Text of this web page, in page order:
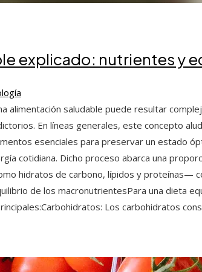
explicado: nutrientes y
alimentación saludable puede resultar
En líneas generales, este concepto
esenciales para preservar un estado
cotidiana. Dicho proceso abarca una
hidratos de carbono, lípidos y proteínas—
de los macronutrientesPara una dieta
Los carbohidratos